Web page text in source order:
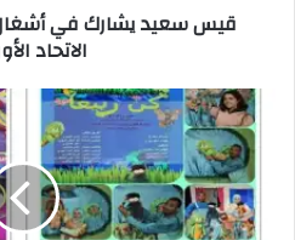
قيس سعيد يشارك في أشغال
الاتحاد